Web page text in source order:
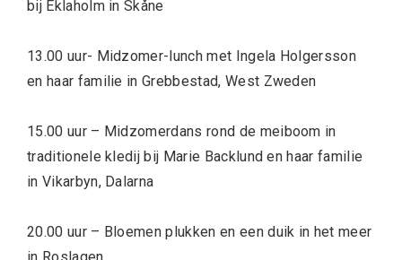
bij Eklaholm in Skåne
13.00 uur- Midzomer-lunch met Ingela Holgersson
en haar familie in Grebbestad, West Zweden
15.00 uur – Midzomerdans rond de meiboom in
traditionele kledij bij Marie Backlund en haar familie
in Vikarbyn, Dalarna
20.00 uur – Bloemen plukken en een duik in het meer